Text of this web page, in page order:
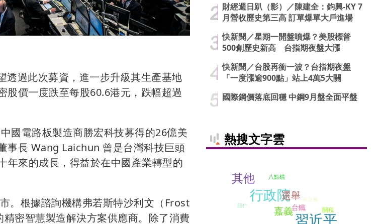
透過此次募資，進一步升級其生產基地
股價一度跌至每股60.6港元，跌幅超過
國電路板製造商勝宏科技募得的26億美
事長 Wang Laichun 曾是台灣科技巨頭
年來的成長，得益於在中國產業轉型的
。根據諮詢機構弗若斯特沙利文（Frost
密智慧製造解決方案供應商。除了消費
財經週日趴（影）／陳建全：鈞興-KY 7
月營收歷史第三高 訂單爆單大戶進場
快新聞／星期一開盤噴爆？美股標普
500創歷史新高 台指期夜盤大漲
快新聞／台股再衝一波？台指期夜盤
「一度漲逾900點」站上4萬5大關
國際鋼價落底回穩 中鋼9月盤全面平盤
熱搜文字雲
朱立倫
新竹
八點檔
其他
關稅
台鐵
行政院
嘉義習近平
選舉